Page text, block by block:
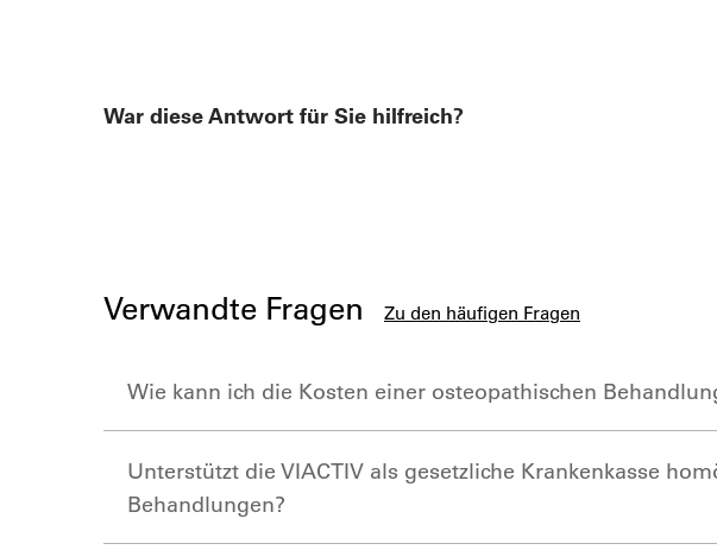
War diese Antwort für Sie hilfreich?
Verwandte Fragen Zu den häufigen Fragen
Wie kann ich die Kosten einer osteopathischen
Unterstützt die VIACTIV als gesetzliche Krankenkasse
Behandlungen?